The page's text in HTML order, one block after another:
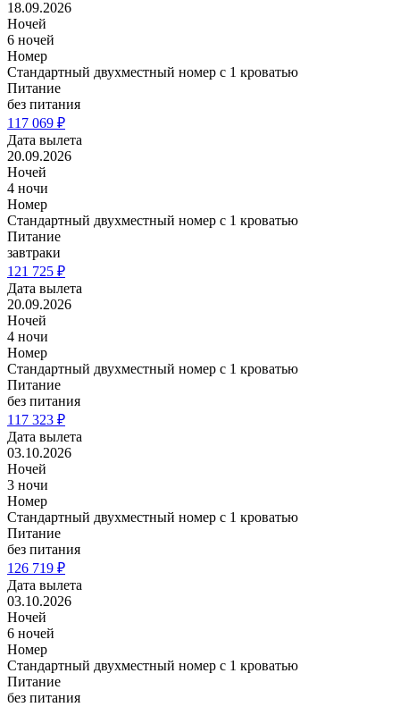
18.09.2026
Ночей
6 ночей
Номер
Стандартный двухместный номер с 1 кроватью
Питание
без питания
117 069 ₽
Дата вылета
20.09.2026
Ночей
4 ночи
Номер
Стандартный двухместный номер с 1 кроватью
Питание
завтраки
121 725 ₽
Дата вылета
20.09.2026
Ночей
4 ночи
Номер
Стандартный двухместный номер с 1 кроватью
Питание
без питания
117 323 ₽
Дата вылета
03.10.2026
Ночей
3 ночи
Номер
Стандартный двухместный номер с 1 кроватью
Питание
без питания
126 719 ₽
Дата вылета
03.10.2026
Ночей
6 ночей
Номер
Стандартный двухместный номер с 1 кроватью
Питание
без питания